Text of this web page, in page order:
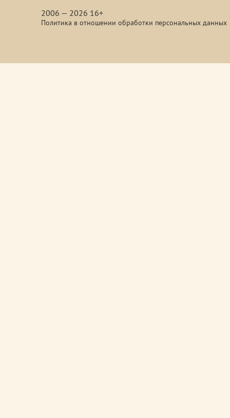
2006 — 2026 16+
Политика в отношении обработки персональных данных